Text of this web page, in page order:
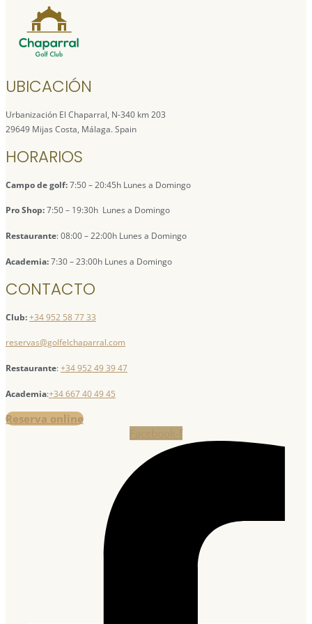
UBICACIÓN
Urbanización El Chaparral, N-340 km 203
29649 Mijas Costa, Málaga. Spain
HORARIOS
Campo de golf:7:50 – 20:45h Lunes a Domingo
Pro Shop:7:50 – 19:30h Lunes a Domingo
Restaurante: 08:00 – 22:00h Lunes a Domingo
Academia:7:30 – 23:00h Lunes a Domingo
CONTACTO
Club:+34 952 58 77 33
reservas@golfelchaparral.com
Restaurante:+34 952 49 39 47
Academia:+34 667 40 49 45
Reserva online